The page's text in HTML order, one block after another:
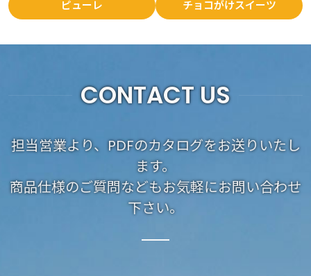
ピューレ チョコがけスイーツ
CONTACT US
担当営業より、PDFのカタログをお送りいたし
ます。
商品仕様のご質問などもお気軽にお問い合わせ
下さい。